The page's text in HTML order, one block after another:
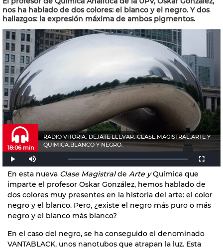
nos ha hablado de dos colores: el blanco y el negro. Y dos
hallazgos: la expresión máxima de ambos pigmentos.
RADIO VITORIA. DEJATE LLEVAR. CLASE MAGISTRAL.ARTE Y
QUIMICA.BLANCO Y NEGRO.
18:06 min
En esta nueva Clase Magistralde Arte yQuímica que
imparte el profesor Oskar González, hemos hablado de
dos colores muy presentes en la historia del arte: el color
negro y el blanco. Pero, ¿existe el negro más puro o más
negro y el blanco más blanco?
En el caso del negro, se ha conseguido el denominado
VANTABLACK, unos nanotubos que atrapan la luz. Esta